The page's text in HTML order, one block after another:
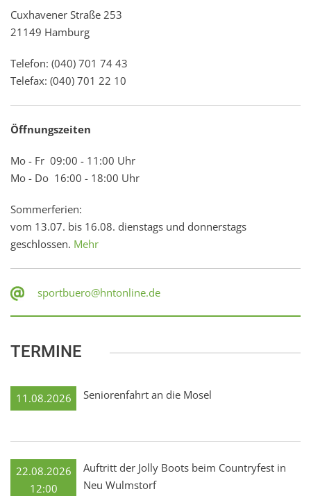
Cuxhavener Straße 253
21149 Hamburg
Telefon: (040) 701 74 43
Telefax: (040) 701 22 10
Öffnungszeiten
Mo - Fr 09:00 - 11:00 Uhr
Mo - Do 16:00 - 18:00 Uhr
Sommerferien:
vom 13.07. bis 16.08. dienstags und donnerstags
geschlossen. Mehr
sportbuero@hntonline.de
TERMINE
11.08.2026 Seniorenfahrt an die Mosel
22.08.2026
12:00
Auftritt der Jolly Boots beim Countryfest in
Neu Wulmstorf